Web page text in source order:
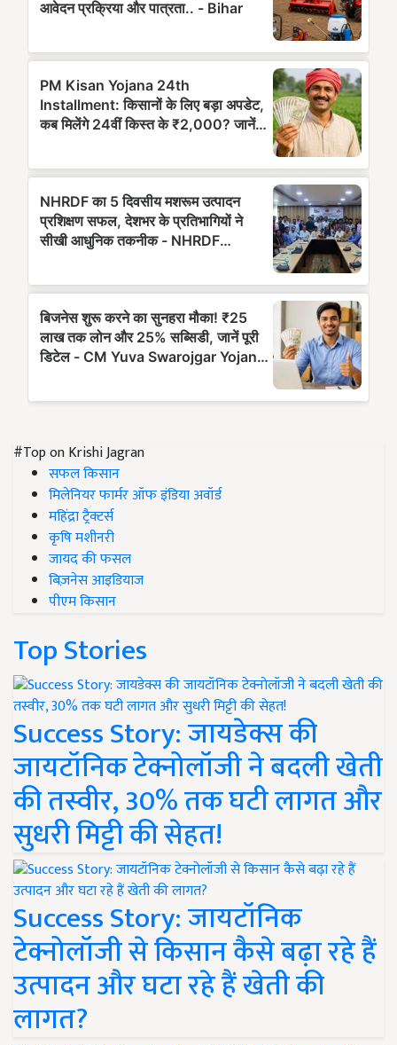
#Top on Krishi Jagran
सफल किसान
मिलेनियर फार्मर ऑफ इंडिया अवॉर्ड
महिंद्रा ट्रैक्टर्स
कृषि मशीनरी
जायद की फसल
बिज़नेस आइडियाज
पीएम किसान
Top Stories
Success Story: जायडेक्स की
जायटॉनिक टेक्नोलॉजी ने बदली खेती
की तस्वीर, 30% तक घटी लागत और
सुधरी मिट्टी की सेहत!
Success Story: जायटॉनिक
टेक्नोलॉजी से किसान कैसे बढ़ा रहे हैं
उत्पादन और घटा रहे हैं खेती की
लागत?